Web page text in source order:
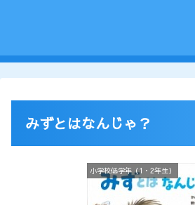
みずとはなんじゃ？
小学校低学年（1・2年生）